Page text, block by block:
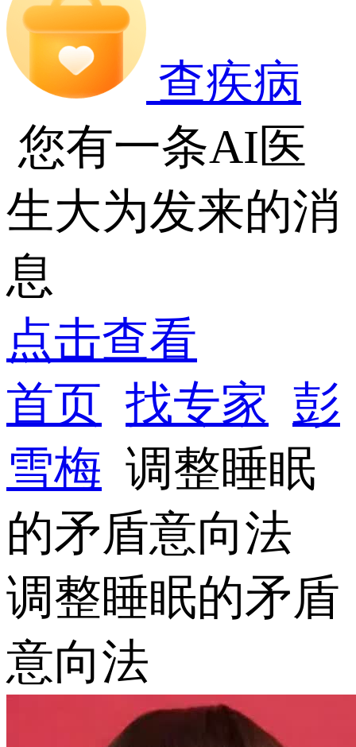
查疾病
您有一条AI医
生大为发来的消
息
点击查看
首页 找专家 彭
雪梅 调整睡眠
的矛盾意向法
调整睡眠的矛盾
意向法